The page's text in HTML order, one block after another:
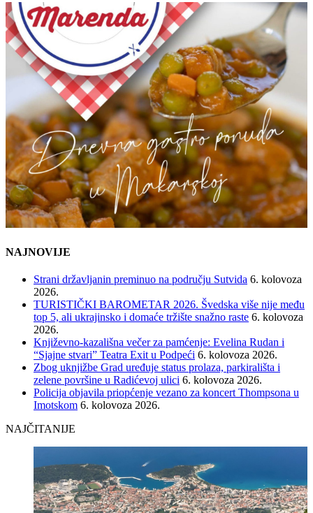
NAJNOVIJE
Strani državljanin preminuo na području Sutvida 6. kolovoza
2026.
TURISTIČKI BAROMETAR 2026. Švedska više nije među
top 5, ali ukrajinsko i domaće tržište snažno raste 6. kolovoza
2026.
Književno-kazališna večer za pamćenje: Evelina Rudan i
“Sjajne stvari” Teatra Exit u Podpeći 6. kolovoza 2026.
Zbog uknjižbe Grad uređuje status prolaza, parkirališta i
zelene površine u Radićevoj ulici 6. kolovoza 2026.
Policija objavila priopćenje vezano za koncert Thompsona u
Imotskom 6. kolovoza 2026.
NAJČITANIJE